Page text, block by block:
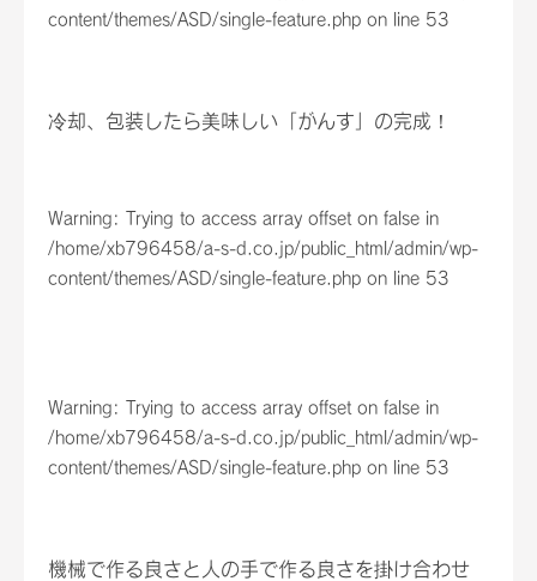
content/themes/ASD/single-feature.php on line 53
冷却、包装したら美味しい「がんす」の完成！
Warning : Trying to access array offset on false in
/home/xb796458/a-s-d.co.jp/public_html/admin/wp-
content/themes/ASD/single-feature.php on line 53
Warning : Trying to access array offset on false in
/home/xb796458/a-s-d.co.jp/public_html/admin/wp-
content/themes/ASD/single-feature.php on line 53
機械で作る良さと人の手で作る良さを掛け合わせ